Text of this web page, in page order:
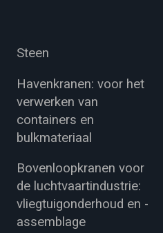
Steen
Havenkranen: voor het
verwerken van
containers en
bulkmateriaal
Bovenloopkranen voor
de luchtvaartindustrie:
vliegtuigonderhoud en -
assemblage